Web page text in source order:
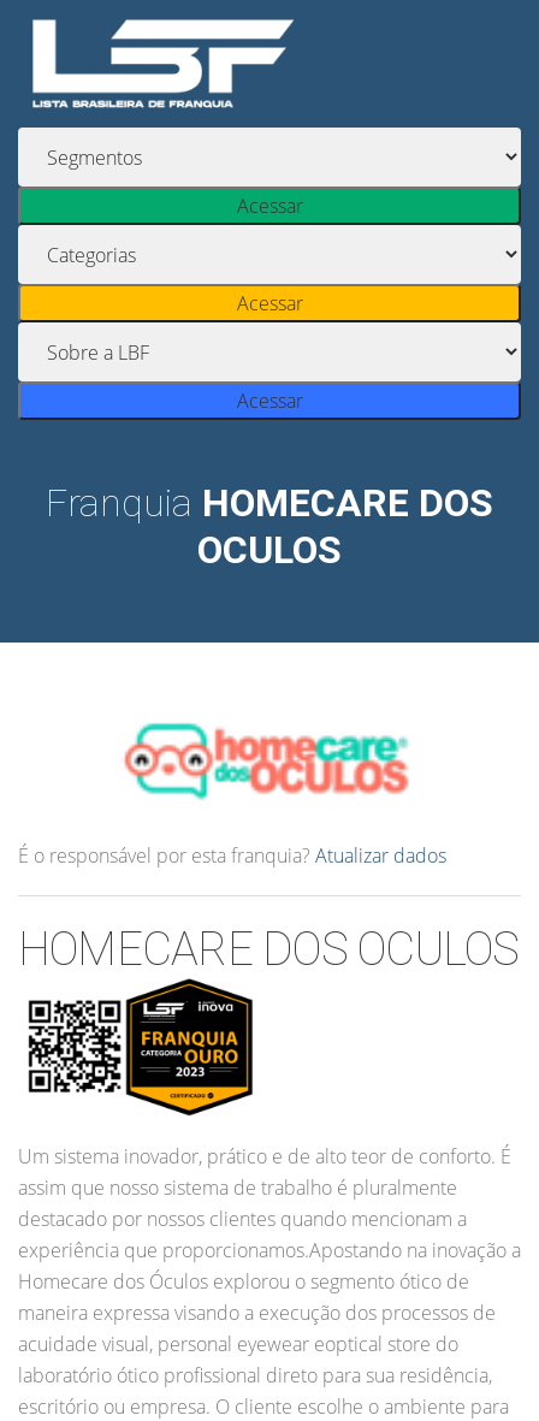
Acessar
Acessar
Acessar
Franquia HOMECARE DOS
OCULOS
É o responsável por esta franquia? Atualizar dados
HOMECARE DOS OCULOS
Um sistema inovador, prático e de alto teor de conforto. É
assim que nosso sistema de trabalho é pluralmente
destacado por nossos clientes quando mencionam a
experiência que proporcionamos.​Apostando na inovação a
Homecare dos Óculos explorou o segmento ótico de
maneira expressa visando a execução dos processos de
acuidade visual, personal eyewear eoptical store do
laboratório ótico profissional direto para sua residência,
escritório ou empresa. O cliente escolhe o ambiente para